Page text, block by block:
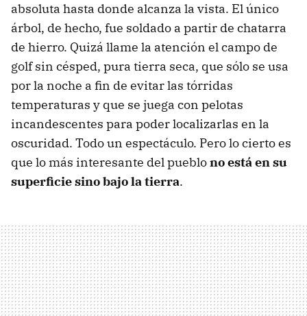
absoluta hasta donde alcanza la vista. El único
árbol, de hecho, fue soldado a partir de chatarra
de hierro. Quizá llame la atención el campo de
golf sin césped, pura tierra seca, que sólo se usa
por la noche a fin de evitar las tórridas
temperaturas y que se juega con pelotas
incandescentes para poder localizarlas en la
oscuridad. Todo un espectáculo. Pero lo cierto es
que lo más interesante del pueblono está en su
superficie sino bajo la tierra.